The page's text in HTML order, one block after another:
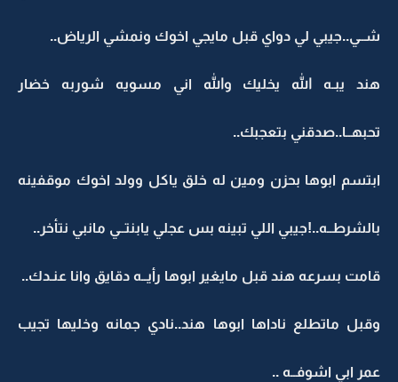
شــي..جيبي لي دواي قبل مايجي اخوك ونمشي الرياض..
هند يبـه الله يخليك والله اني مسويه شوربه خضار
تحبهــا..صدقني بتعجبك..
ابتسم ابوها بحزن ومين له خلق ياكل وولد اخوك موقفينه
بالشرطــه..!جيبي اللي تبينه بس عجلي يابنتــي مانبي نتأخر..
قامت بسرعه هند قبل مايغير ابوها رأيــه دقايق وانا عنـدك..
وقبل ماتطلع ناداها ابوها هند..نادي جمانه وخليها تجيب
عمر ابي اشوفــه ..